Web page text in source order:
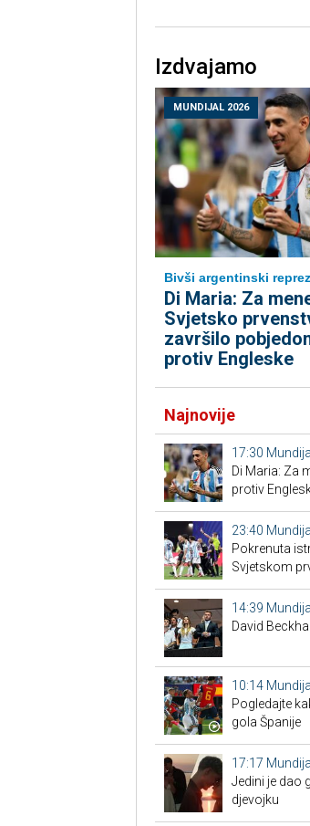
Izdvajamo
MUNDIJAL 2026
Bivši argentinski
Di Maria: Za
Svjetsko
završilo
protiv Engleske
Najnovije
17:30
Di Maria: Za
protiv
23:40
Pokrenuta
Svjetskom
14:39
David
10:14
Pogledajte
gola Španije
17:17
Jedini je dao
djevojku